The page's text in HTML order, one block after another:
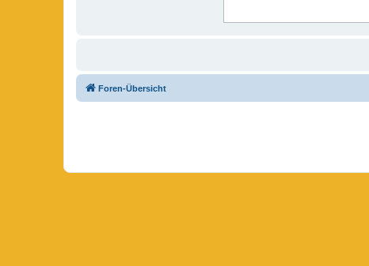
Foren-Übersicht